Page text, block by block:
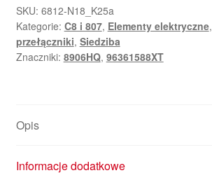
Citroën
Peugeot
96361588XT
8906HQ
SKU: 6812-N18_K25a
Kategorie: C8 i 807, Elementy elektryczne,
przełączniki, Siedziba
Znaczniki: 8906HQ, 96361588XT
Opis
Informacje dodatkowe